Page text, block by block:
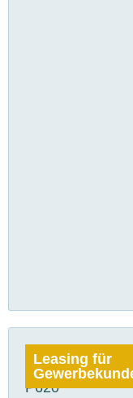
Leasing für